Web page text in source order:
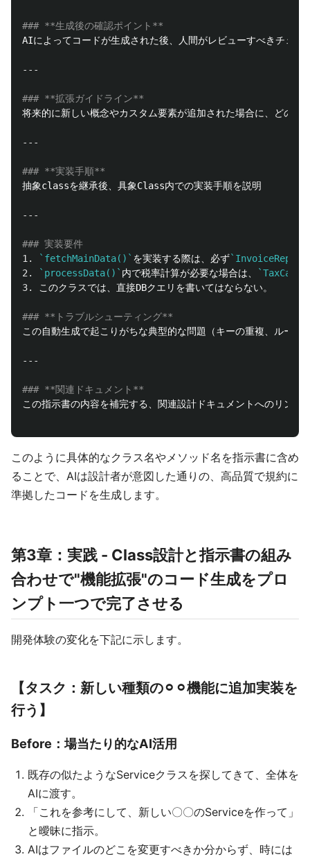
### **生成後の確認ポイント**
### **拡張ガイドライン**
### **実装手順**
### 実装要件
1.
`fetchMainData()` を実装する際は、必ず
2.
`processData()` 内で税率計算が必要な場合は、
3.
このクラスでは、直接DBクエリを書いてはならない。
### **トラブルシューティング**
### **関連ドキュメント**
この指示書の内容を補完する、関連設計ドキュメントへのリンク
このように具体的なクラス名やメソッド名を指示書に含め
ることで、AIは設計者が意図した通りの、高品質で規約に
準拠したコードを生成します。
第3章：実践 - Class設計と指示書の組み
合わせで"機能拡張"のコード生成をプロ
ンプト一つで完了させる
開発体験の変化を下記に示します。
【タスク：新しい種類の⚪︎⚪︎機能に追加実装を
行う】
Before：場当たり的なAI活用
既存の似たようなServiceクラスを探してきて、全体を
AIに渡す。
「これを参考にして、新しい〇〇のServiceを作って」
と曖昧に指示。
AIはファイルのどこを変更すべきか分からず、時には